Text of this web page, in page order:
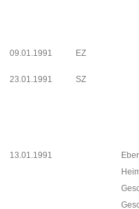
09.01.1991 EZ
23.01.1991 SZ
13.01.1991